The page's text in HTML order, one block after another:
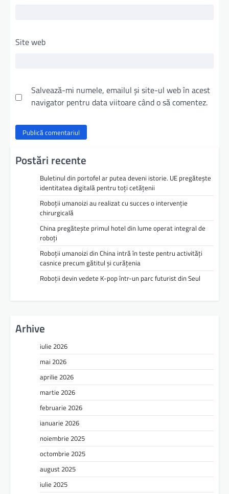
Site web
Salvează-mi numele, emailul și site-ul web în acest
navigator pentru data viitoare când o să comentez.
Postări recente
Buletinul din portofel ar putea deveni istorie. UE pregătește
identitatea digitală pentru toți cetățenii
Roboții umanoizi au realizat cu succes o intervenție
chirurgicală
China pregătește primul hotel din lume operat integral de
roboți
Roboții umanoizi din China intră în teste pentru activități
casnice precum gătitul și curățenia
Roboții devin vedete K-pop într-un parc futurist din Seul
Arhive
iulie 2026
mai 2026
aprilie 2026
martie 2026
februarie 2026
ianuarie 2026
noiembrie 2025
octombrie 2025
august 2025
iulie 2025